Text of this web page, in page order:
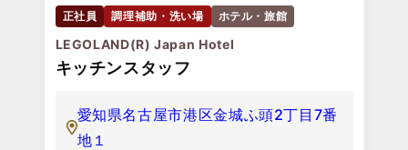
正社員 調理補助・洗い場 ホテル・旅館
LEGOLAND(R) Japan Hotel
キッチンスタッフ
愛知県名古屋市港区金城ふ頭2丁目7番
地１